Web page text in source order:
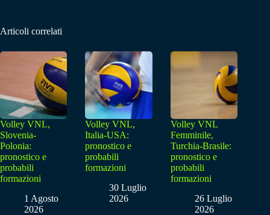
Articoli correlati
Volley VNL,
Slovenia-
Polonia:
pronostico e
probabili
formazioni
1 Agosto
2026
Volley VNL,
Italia-USA:
pronostico e
probabili
formazioni
30 Luglio
2026
Volley VNL
Femminile,
Turchia-Brasile:
pronostico e
probabili
formazioni
26 Luglio
2026